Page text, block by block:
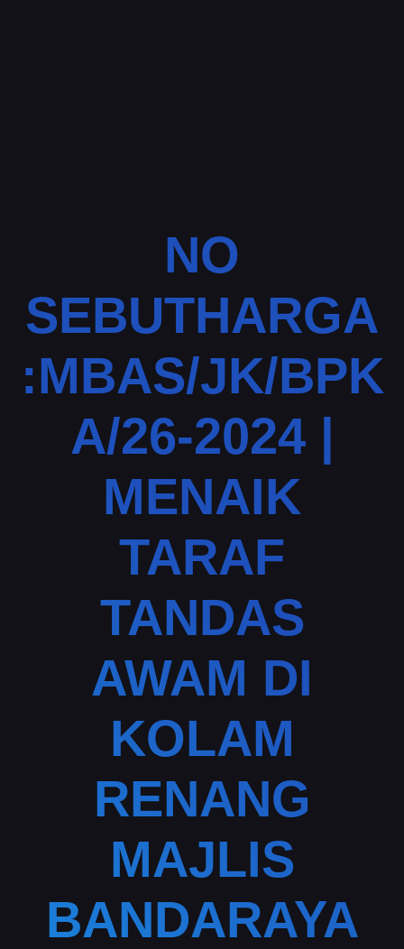
NO
SEBUTHARGA
:MBAS/JK/BPK
A/26-2024 |
MENAIK
TARAF
TANDAS
AWAM DI
KOLAM
RENANG
MAJLIS
BANDARAYA